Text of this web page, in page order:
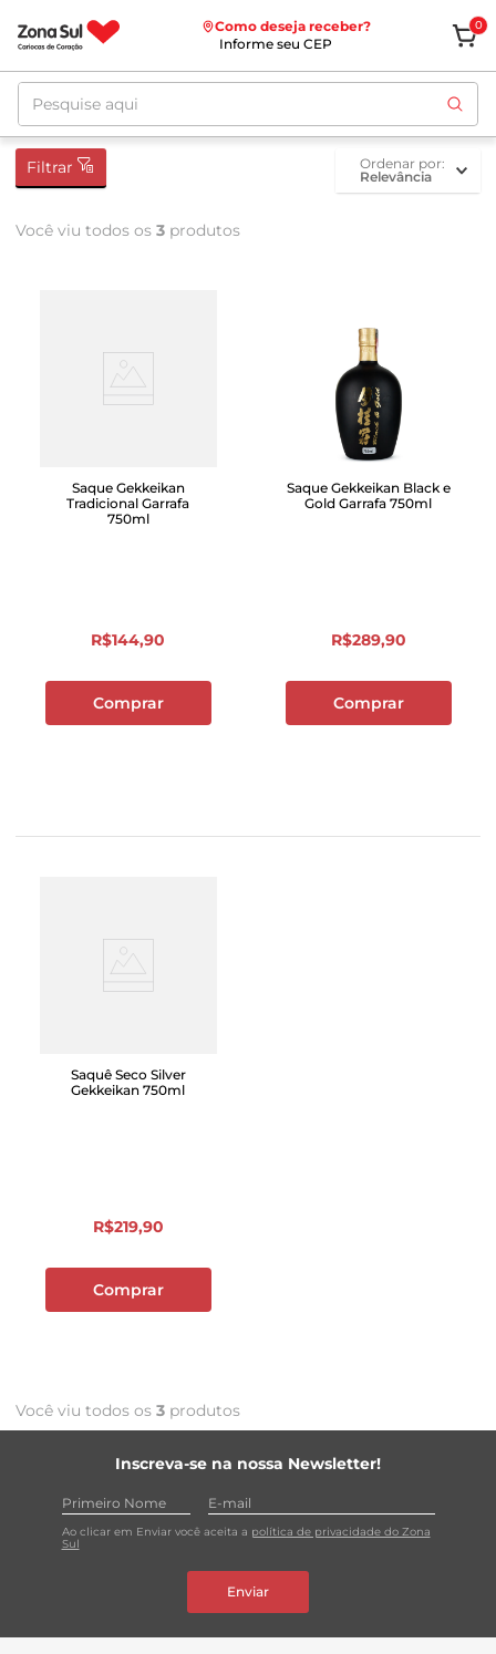
Como deseja receber?
Informe seu CEP
0
Pesquise aqui
Filtrar
ordenar por
Relevância
Você viu todos os 3 produtos
Saque Gekkeikan
Tradicional Garrafa
750ml
R$144,90
Comprar
Saque Gekkeikan Black e
Gold Garrafa 750ml
R$289,90
Comprar
Saquê Seco Silver
Gekkeikan 750ml
R$219,90
Comprar
Você viu todos os 3 produtos
Inscreva-se na nossa Newsletter!
Ao clicar em Enviar você aceita a política de privacidade do Zona
Sul
Enviar